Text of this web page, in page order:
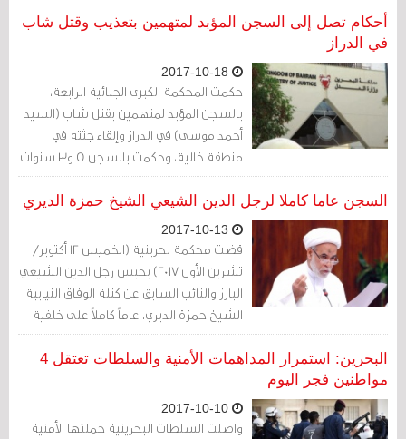
الأطفال.
أحكام تصل إلى السجن المؤبد لمتهمين بتعذيب وقتل شاب
في الدراز
حكمت المحكمة الكبرى الجنائية الرابعة،
بالسجن المؤبد لمتهمين بقتل شاب (السيد
أحمد موسى) في الدراز وإلقاء جثته في
منطقة خالية، وحكمت بالسجن 5 و3 سنوات
لمتهمين آخرين.
السجن عاما كاملا لرجل الدين الشيعي الشيخ حمزة الديري
قضت محكمة بحرينية (الخميس 12 أكتوبر/
تشرين الأول 2017) بحبس رجل الدين الشيعي
البارز والنائب السابق عن كتلة الوفاق النيابية،
الشيخ حمزة الديري، عاماً كاملاً على خلفية
مشاركته في اعتصام الدراز.
البحرين: استمرار المداهمات الأمنية والسلطات تعتقل 4
مواطنين فجر اليوم
واصلت السلطات البحرينية حملتها الأمنية